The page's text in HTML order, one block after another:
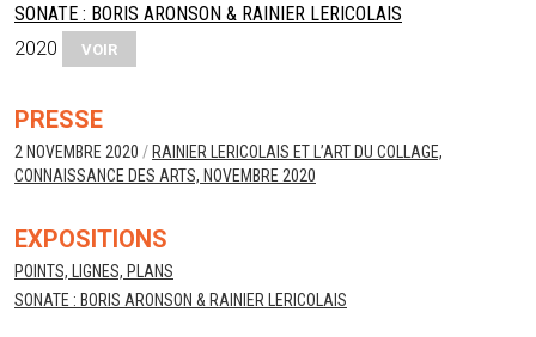
SONATE : BORIS ARONSON & RAINIER LERICOLAIS
2020
VOIR
PRESSE
2 NOVEMBRE 2020 / RAINIER LERICOLAIS ET L’ART DU COLLAGE,
CONNAISSANCE DES ARTS, NOVEMBRE 2020
EXPOSITIONS
POINTS, LIGNES, PLANS
SONATE : BORIS ARONSON & RAINIER LERICOLAIS